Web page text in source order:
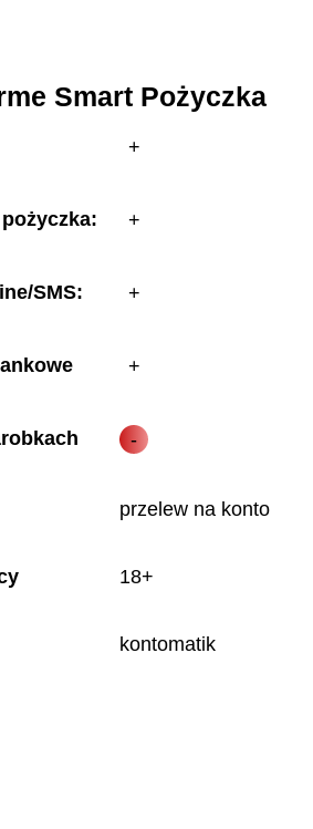
Smart Pożyczka
SMS:
przelew na konto
18+
kontomatik